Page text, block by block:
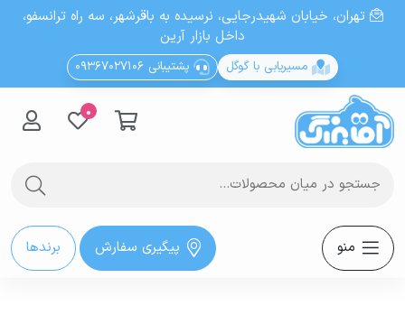
تهران، خيابان شهيدرجايى، نرسیده به باقرشهر، سه راه ترانسفو،
داخل بازار آرین
مسیریابی با گوگل پشتیبانی 09367027106
0
منو پیگیری سفارش برندها